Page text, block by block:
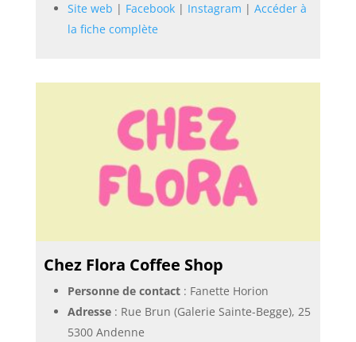
Site web | Facebook| Instagram | Accéder à
la fiche complète
Chez Flora Coffee Shop
Personne de contact: Fanette Horion
Adresse: Rue Brun (Galerie Sainte-Begge), 25
5300 Andenne